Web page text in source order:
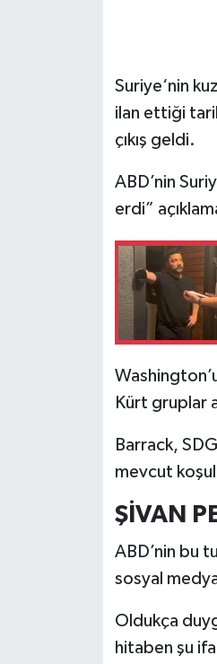
Suriye‘nin
ilan ettiği
çıkış geldi.
ABD’nin
erdi”
Kürt gruplar
Barrack,
mevcut
ŞİVAN
ABD’nin bu
sosyal
Oldukça
hitaben şu